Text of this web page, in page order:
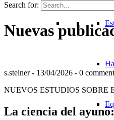
Search for:
Nuevas
s.steiner- 13/04/2026 - 0
NUEVOS ESTUDIOS SOBRE
La ciencia del